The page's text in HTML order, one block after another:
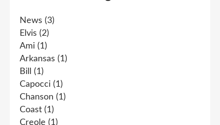
News (3)
Elvis (2)
Ami (1)
Arkansas (1)
Bill
(1)
Capocci (1)
Chanson (1)
Coast (1)
Creole (1)